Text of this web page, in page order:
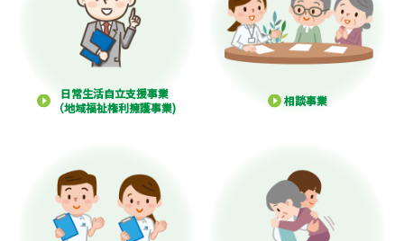
日常生活自立支援事業
（地域福祉権利擁護事業)
相談事業